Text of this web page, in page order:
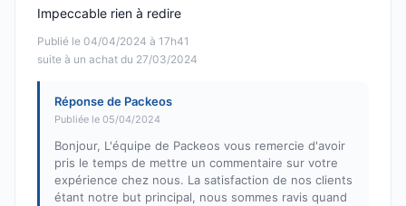
Publié le 04/04/2024 à 17h41
suite à un achat du 27/03/2024
Impeccable rien à redire
Réponse de Packeos
Publiée le 05/04/2024
Bonjour, L'équipe de Packeos vous remercie d'avoir
pris le temps de mettre un commentaire sur votre
expérience chez nous. La satisfaction de nos clients
étant notre but principal, nous sommes ravis quand